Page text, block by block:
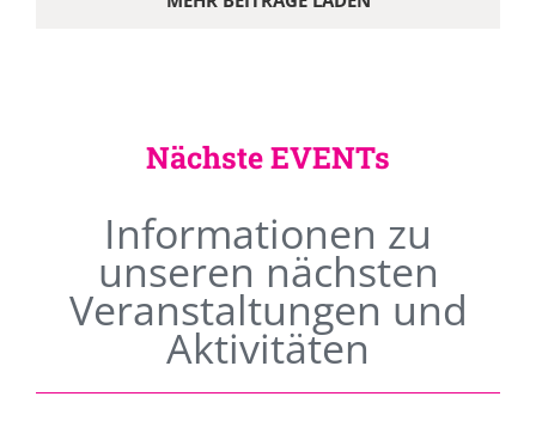
Nächste EVENTs
Informationen zu
unseren nächsten
Veranstaltungen und
Aktivitäten